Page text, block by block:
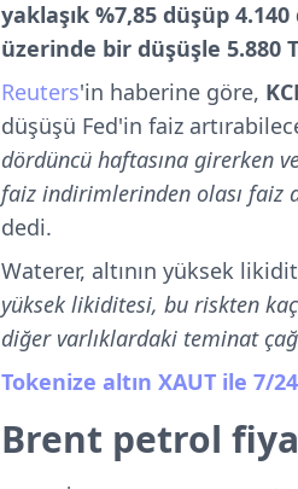
yaklaşık %7,85 düşüp
üzerinde bir düşüşle 5.880
Reuters'in haberine göre,
düşüşü Fed'in faiz
dördüncü haftasına girerken
faiz indirimlerinden olası faiz
dedi.
Waterer, altının yüksek
yüksek likiditesi, bu riskten
diğer varlıklardaki teminat
Tokenize altın XAUT ile 7/
Brent petrol